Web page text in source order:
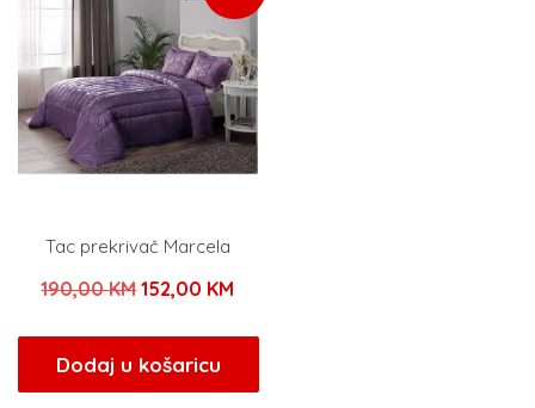
Tac prekrivač Marcela
190,00KMIzvorna
bila
je:
152,00 KM
152,00 KM.
Dodaj u košaricu